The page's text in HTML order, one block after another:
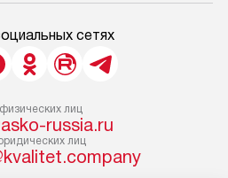
сетях
лиц
russia.ru
лиц